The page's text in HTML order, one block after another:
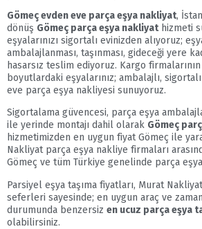
Gömeç evden eve parça eşya nakliyat,
dönüş Gömeç parça eşya nakliyathizmeti
eşyalarınızı sigortalı evinizden alıyoruz;
ambalajlanması, taşınması, gideceği yere
hasarsız teslim ediyoruz. Kargo
boyutlardaki eşyalarınız; ambalajlı,
eve parça eşya nakliyesi sunuyoruz.
Sigortalama güvencesi, parça eşya
ile yerinde montajı dahil olarak Gömeç
hizmetimizden en uygun fiyat Gömeç ile
Nakliyat parça eşya nakliye firmaları
Gömeç ve tüm Türkiye genelinde parça
Parsiyel eşya taşıma fiyatları, Murat
seferleri sayesinde; en uygun araç ve
durumunda benzersiz en ucuz parça eşya
olabilirsiniz.